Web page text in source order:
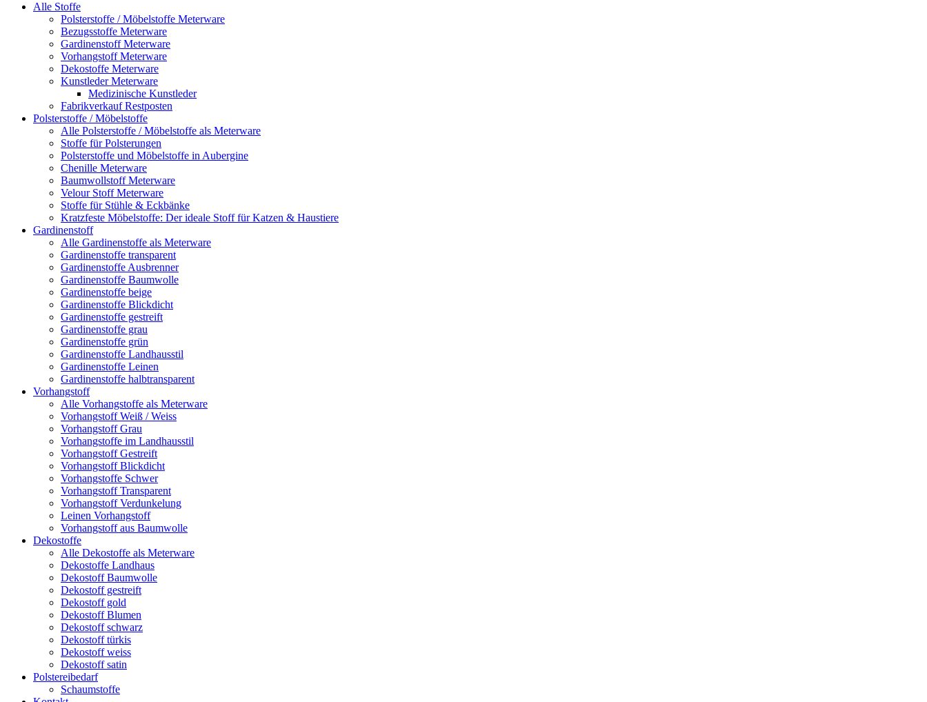
Alle Stoffe
Polsterstoffe / Möbelstoffe Meterware
Bezugsstoffe Meterware
Gardinenstoff Meterware
Vorhangstoff Meterware
Dekostoffe Meterware
Kunstleder Meterware
Medizinische Kunstleder
Fabrikverkauf Restposten
Polsterstoffe / Möbelstoffe
Alle Polsterstoffe / Möbelstoffe als Meterware
Stoffe für Polsterungen
Polsterstoffe und Möbelstoffe in Aubergine
Chenille Meterware
Baumwollstoff Meterware
Velour Stoff Meterware
Stoffe für Stühle & Eckbänke
Kratzfeste Möbelstoffe: Der ideale Stoff für Katzen & Haustiere
Gardinenstoff
Alle Gardinenstoffe als Meterware
Gardinenstoffe transparent
Gardinenstoffe Ausbrenner
Gardinenstoffe Baumwolle
Gardinenstoffe beige
Gardinenstoffe Blickdicht
Gardinenstoffe gestreift
Gardinenstoffe grau
Gardinenstoffe grün
Gardinenstoffe Landhausstil
Gardinenstoffe Leinen
Gardinenstoffe halbtransparent
Vorhangstoff
Alle Vorhangstoffe als Meterware
Vorhangstoff Weiß / Weiss
Vorhangstoff Grau
Vorhangstoffe im Landhausstil
Vorhangstoff Gestreift
Vorhangstoff Blickdicht
Vorhangstoffe Schwer
Vorhangstoff Transparent
Vorhangstoff Verdunkelung
Leinen Vorhangstoff
Vorhangstoff aus Baumwolle
Dekostoffe
Alle Dekostoffe als Meterware
Dekostoffe Landhaus
Dekostoff Baumwolle
Dekostoff gestreift
Dekostoff gold
Dekostoff Blumen
Dekostoff schwarz
Dekostoff türkis
Dekostoff weiss
Dekostoff satin
Polstereibedarf
Schaumstoffe